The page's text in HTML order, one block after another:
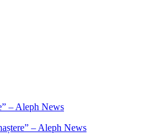
– Aleph News